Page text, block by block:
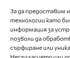
За да предоставим
технологии като
информация за
позволи да
сърфиране или
Несъгласието или
За контакти
editor@fashion-
+359 88 227 33 47